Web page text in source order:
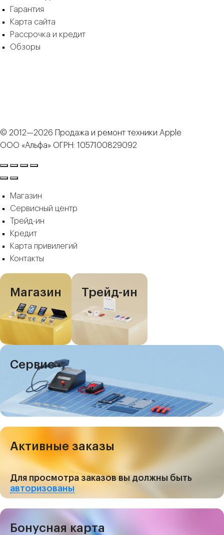
Гарантия
Карта сайта
Рассрочка и кредит
Обзоры
© 2012—2026 Продажа и ремонт техники Apple
ООО «Альфа» ОГРН: 1057100829092
Магазин
Сервисный центр
Трейд-ин
Кредит
Карта привилегий
Контакты
Магазин Трейд-ин
Сервис
Активные заказы
Для просмотра заказов вы должны быть
авторизованы
Бонусная карта